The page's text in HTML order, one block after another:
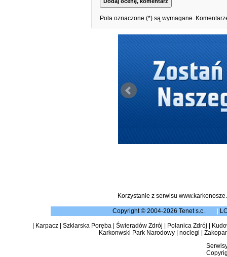
Pola oznaczone (*) są wymagane.
Korzystanie z serwisu
Copyright © 2004-2026 Tenet s.c.
Karpacz| Szklarska Poręba| Świeradów Zdrój Polanica Zdrój
Karkonwski Park Narodowy| noclegi